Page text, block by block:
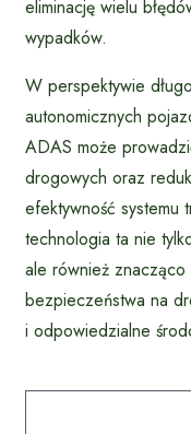
eliminację wielu
wypadków.
W perspektywie
autonomicznych
ADAS może
drogowych oraz
efektywność systemu
technologia ta nie
ale również
bezpieczeństwa na
i odpowiedzialne